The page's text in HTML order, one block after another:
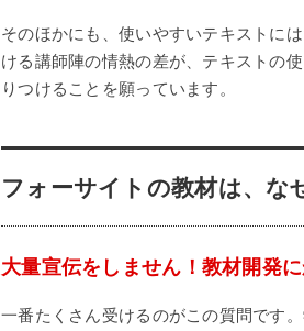
そのほかにも、使いやすいテキストに
ける講師陣の情熱の差が、テキストの
りつけることを願っています。
フォーサイトの教材は、な
大量宣伝をしません！教材開発
一番たくさん受けるのがこの質問です